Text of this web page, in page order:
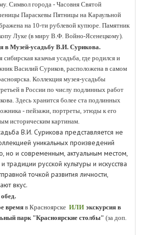
Символ города - Часовня Святой
Параскевы Пятницы на Караульной
на 10-ти рублевой купюре. Памятник
Луке (в миру В.Ф. Войно-Ясенецкому).
в Музей-усадьбу В.И. Сурикова.
сибирская казачья усадьба, где родился и
Василий Суриков, расположена в самом
Коллекция музея-усадьбы
в России по числу подлинных работ
Здесь хранится более ста подлинных
- пейзажи, портреты, этюды к его
историческим картинам.
В.И. Сурикова представляется не
уникальных произведений
но и современным, актуальным местом,
традиции русской культуры и искусства
точкой развития личности,
вкус.
время в Красноярске ИЛИ экскурсия в
парк "Красноярские столбы" (за доп.